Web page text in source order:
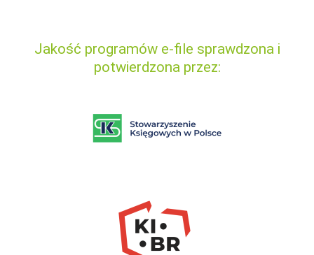
Jakość programów e-file sprawdzona i
potwierdzona przez: